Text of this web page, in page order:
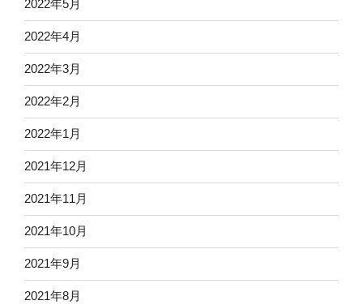
2022年5月
2022年4月
2022年3月
2022年2月
2022年1月
2021年12月
2021年11月
2021年10月
2021年9月
2021年8月